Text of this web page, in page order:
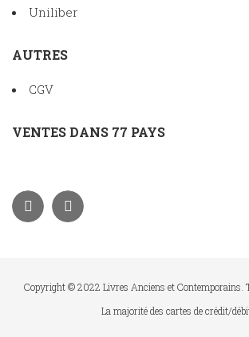
Uniliber
AUTRES
CGV
VENTES DANS 77 PAYS
Copyright © 2022 Livres Anciens et Contemporains.
La majorité des cartes de crédit/